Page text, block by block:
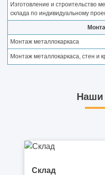
Изготовление и строительство
склада по индивидуальному
Монтаж металлокаркаса
Монтаж металлокаркаса, стен и
Наши
Склад